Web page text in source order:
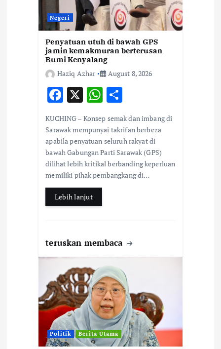
Negeri
Penyatuan utuh di bawah GPS
jamin kemakmuran berterusan
Bumi Kenyalang
Haziq Azhar
August 8, 2026
F
ac
e
b
o
o
k
X W
at
s
A
p
h
ar
e
KUCHING – Konsep semak dan imbang di
Sarawak mempunyai takrifan berbeza
apabila penyatuan seluruh rakyat di
bawah Gabungan Parti Sarawak (GPS)
dilihat lebih kritikal berbanding keperluan
memiliki pihak pembangkang di…
Lebih lanjut
teruskan membaca
Politik Berita Utama